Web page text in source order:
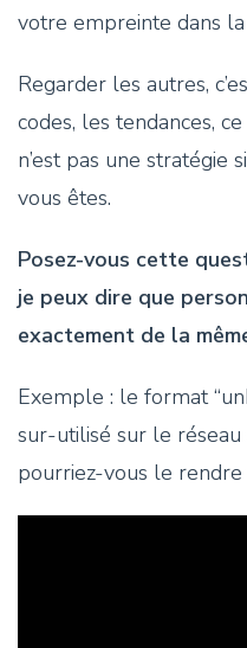
votre empreinte dans
Regarder les autres,
codes, les tendances,
n’est pas une stratégie
vous êtes.
Posez-vous cette
je peux dire que
exactement de la
Exemple : le format
sur-utilisé sur le réseau
pourriez-vous le